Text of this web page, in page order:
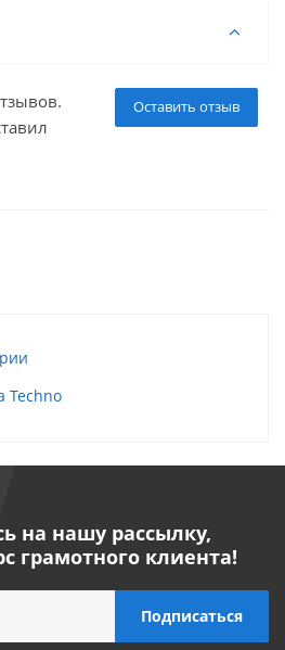
Оставить отзыв
Techno
на нашу рассылку,
грамотного клиента!